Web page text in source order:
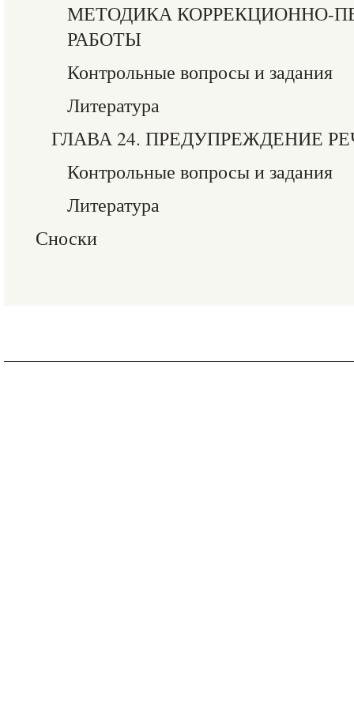
МЕТОДИКА КОРРЕКЦИОННО-
РАБОТЫ
Контрольные вопросы и задания
Литература
ГЛАВА 24. ПРЕДУПРЕЖДЕНИЕ
Контрольные вопросы и задания
Литература
Сноски